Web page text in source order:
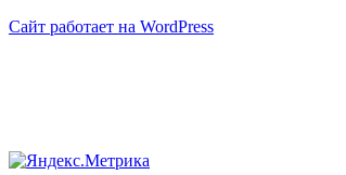
Сайт работает на WordPress